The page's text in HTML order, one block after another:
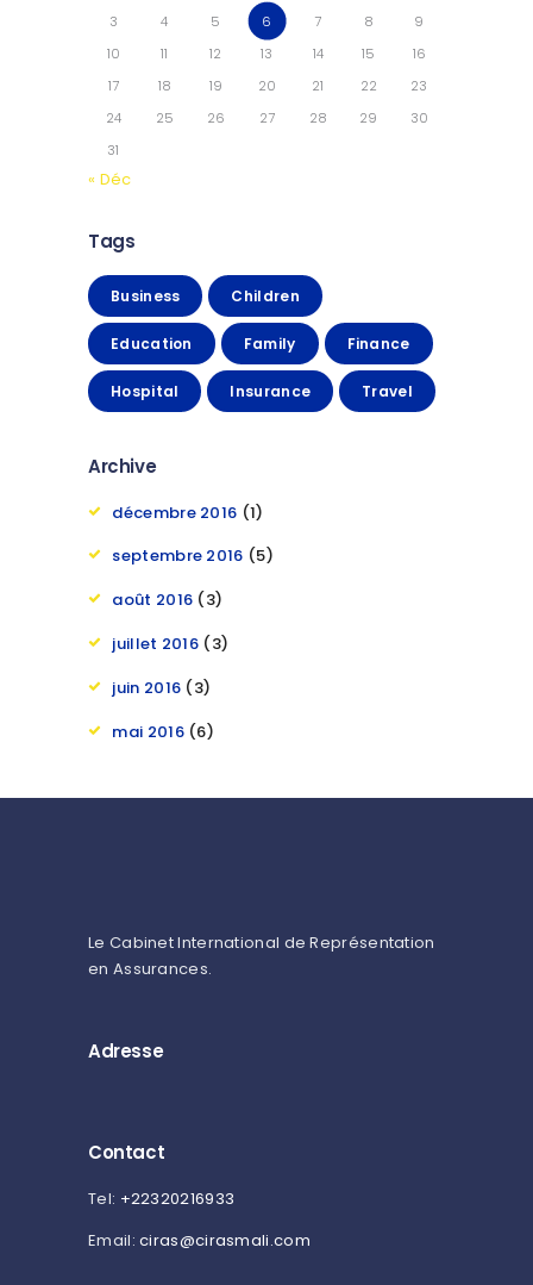
3
4 5 6 7 8
9
10
11 12 13 14 15
16
17
18 19 20 21 22
23
24
25 26 27 28 29
30
31
« Déc
Tags
Business Children
Education Family Finance
Hospital Insurance Travel
Archive
décembre 2016 (1)
septembre 2016 (5)
août 2016 (3)
juillet 2016 (3)
juin 2016 (3)
mai 2016(6)
Le Cabinet International de Représentation
en Assurances.
Adresse
Contact
Tel: +22320216933
Email:ciras@cirasmali.com